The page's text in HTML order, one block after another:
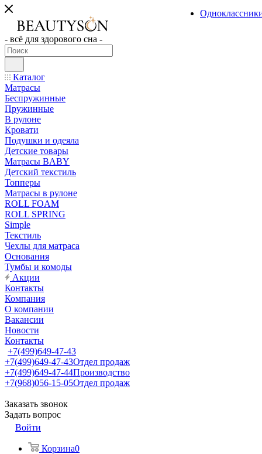
- всё для здорового сна -
Каталог
Матрасы
Беспружинные
Пружинные
В рулоне
Кровати
Подушки и одеяла
Детские товары
Матрасы BABY
Детский текстиль
Топперы
Матрасы в рулоне
ROLL FOAM
ROLL SPRING
Simple
Текстиль
Чехлы для матраса
Основания
Тумбы и комоды
Акции
Контакты
Компания
О компании
Вакансии
Новости
Контакты
+7(499)649-47-43
+7(499)649-47-43Отдел продаж
+7(499)649-47-44Производство
+7(968)056-15-05Отдел продаж
Заказать звонок
Задать вопрос
Войти
Корзина0